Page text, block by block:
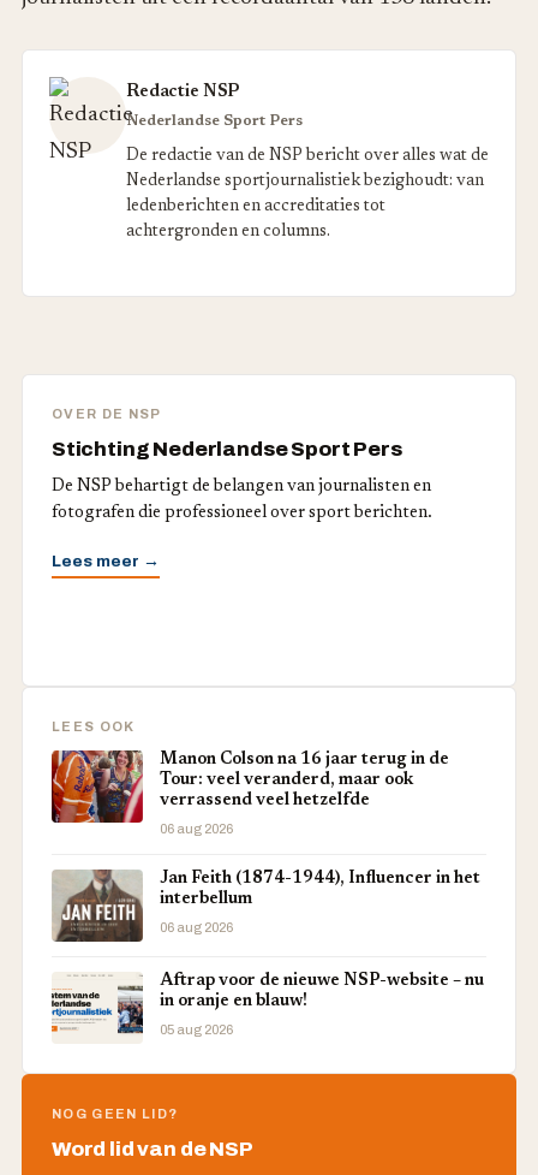
Redactie NSP
Nederlandse Sport Pers
De redactie van de NSP bericht over alles wat de
Nederlandse sportjournalistiek bezighoudt: van
ledenberichten en accreditaties tot
achtergronden en columns.
OVER DE NSP
Stichting Nederlandse Sport Pers
De NSP behartigt de belangen van journalisten en
fotografen die professioneel over sport berichten.
Lees meer →
LEES OOK
Manon Colson na 16 jaar terug in de
Tour: veel veranderd, maar ook
verrassend veel hetzelfde
06 aug 2026
Jan Feith (1874-1944), Influencer in het
interbellum
06 aug 2026
Aftrap voor de nieuwe NSP-website – nu
in oranje en blauw!
05 aug 2026
NOG GEEN LID?
Word lid van de NSP